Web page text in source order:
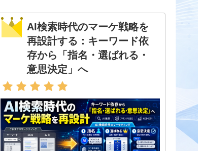
AI検索時代のマーケ戦略を
再設計する：キーワード依
存から「指名・選ばれる・
意思決定」へ